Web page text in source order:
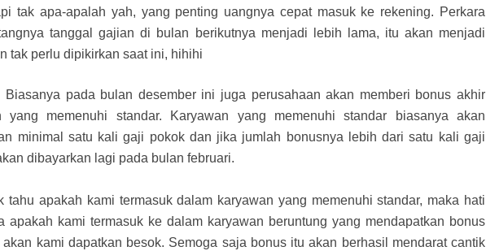
tak apa-apalah yah, yang penting uangnya cepat masuk ke rekening. Perkara
tanggal gajian di bulan berikutnya menjadi lebih lama, itu akan menjadi
tak perlu dipikirkan saat ini, hihihi
pada bulan desember ini juga perusahaan akan memberi bonus akhir
yang memenuhi standar. Karyawan yang memenuhi standar biasanya akan
minimal satu kali gaji pokok dan jika jumlah bonusnya lebih dari satu kali gaji
dibayarkan lagi pada bulan februari.
tahu apakah kami termasuk dalam karyawan yang memenuhi standar, maka hati
apakah kami termasuk ke dalam karyawan beruntung yang mendapatkan bonus
kami dapatkan besok. Semoga saja bonus itu akan berhasil mendarat cantik